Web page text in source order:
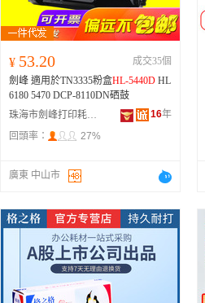
¥ 53.20
成交35個
劍峰 適用於TN3335粉盒HL-5440D HL
6180 5470 DCP-8110DN硒鼓
珠海市劍峰打印耗材有限公司
16年
回頭率：
27%
廣東 中山市